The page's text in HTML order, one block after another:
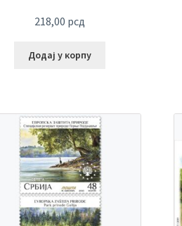
218,00 рсд
Додај у корпу